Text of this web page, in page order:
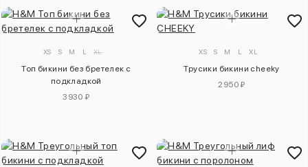
XS S M L XL
Топ бикини без бретелек с
подкладкой
3930 ₽
XS S M L XL
Трусики бикини cheeky
2950 ₽